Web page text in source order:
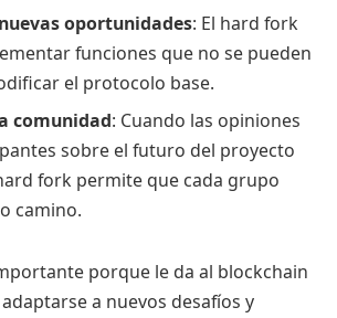
oportunidades: El hard fork
funciones que no se pueden
el protocolo base.
comunidad: Cuando las opiniones
sobre el futuro del proyecto
fork permite que cada grupo
camino.
porque le da al blockchain
a nuevos desafíos y